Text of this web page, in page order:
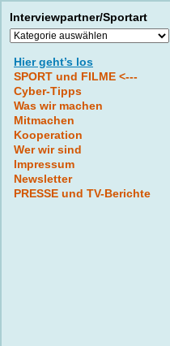
Interviewpartner/Sportart
Interviewpartner/Sportart
Hier geht’s los
SPORT und FILME <---
Cyber-Tipps
Was wir machen
Mitmachen
Kooperation
Wer wir sind
Impressum
Newsletter
PRESSE und TV-Berichte